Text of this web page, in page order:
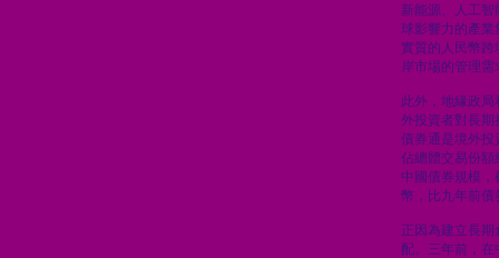
新能源、人工
球影響力的產業
實質的人民幣跨
岸市場的管理需
此外，地緣政
外投資者對長期
債券通是境外投
佔總體交易份額
中國債券規模
幣，比九年前債
正因為建立長
配。三年前，